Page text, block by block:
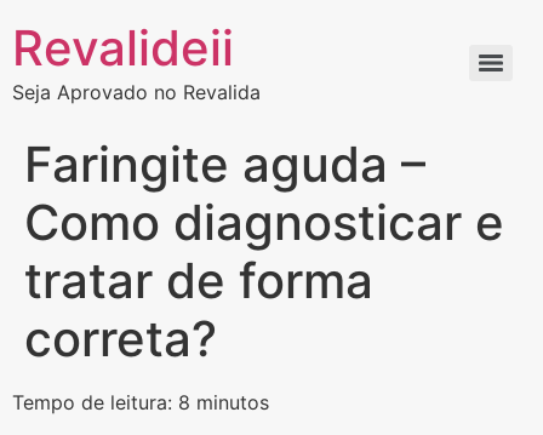
Revalideii
Seja Aprovado no Revalida
Faringite aguda –
Como diagnosticar e
tratar de forma
correta?
Tempo de leitura: 8 minutos